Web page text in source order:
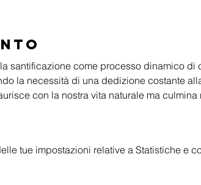
santificazione come processo dinamico
la necessità di una dedizione costante
con la nostra vita naturale ma
tue impostazioni relative a Statistiche e